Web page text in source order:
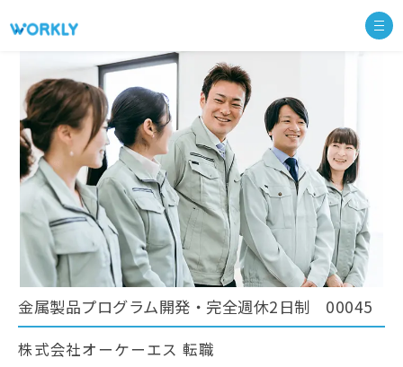
金属製品プログラム開発・完全週休2日制 00045
株式会社オーケーエス 転職